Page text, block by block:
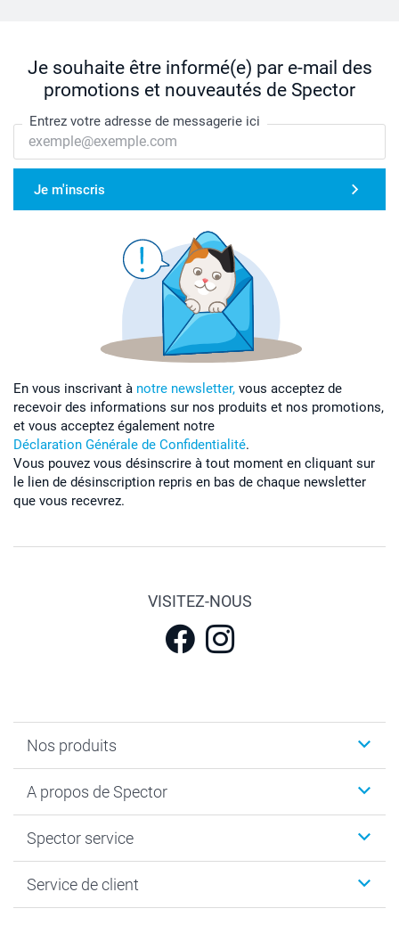
Je souhaite être informé(e) par e-mail des
promotions et nouveautés de Spector
Entrez votre adresse de messagerie ici
Je m'inscris
En vous inscrivant à notre newsletter, vous acceptez de
recevoir des informations sur nos produits et nos promotions,
et vous acceptez également notre
Déclaration Générale de Confidentialité.
Vous pouvez vous désinscrire à tout moment en cliquant sur
le lien de désinscription repris en bas de chaque newsletter
que vous recevrez.
VISITEZ-NOUS
Nos produits
Faire-part & Cartes
Livre photo
Développement photo & Tirage photo
A propos de Spector
Plan du site
Vie privée
Spector service
smartbonus
Service de client